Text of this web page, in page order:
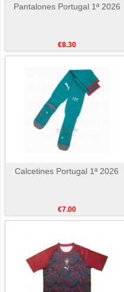
Pantalones Portugal 1ª 2026
€8.30
Calcetines Portugal 1ª 2026
€7.00